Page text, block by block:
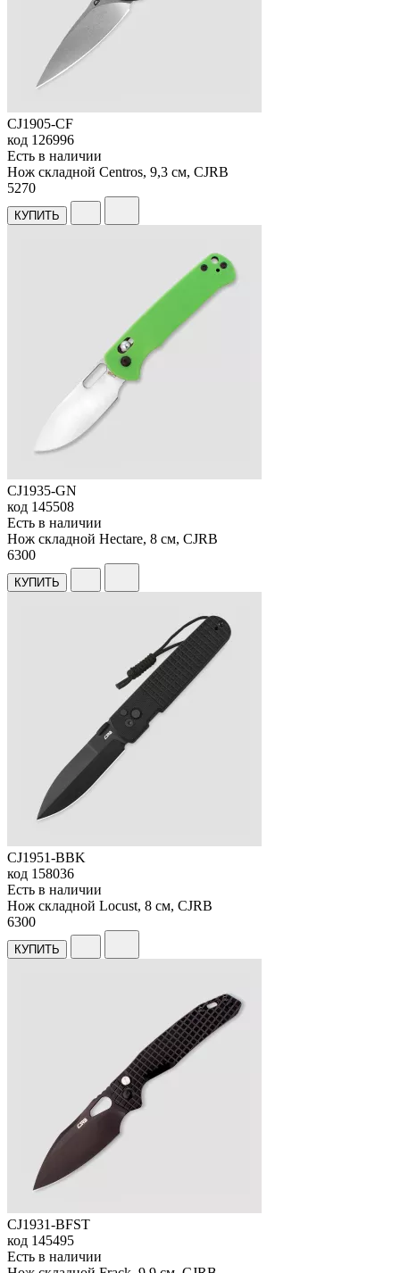
CJ1905-CF
код 126996
Есть в наличии
Нож складной Centros, 9,3 см, CJRB
5270
КУПИТЬ
CJ1935-GN
код 145508
Есть в наличии
Нож складной Hectare, 8 см, CJRB
6300
КУПИТЬ
CJ1951-BBK
код 158036
Есть в наличии
Нож складной Locust, 8 см, CJRB
6300
КУПИТЬ
CJ1931-BFST
код 145495
Есть в наличии